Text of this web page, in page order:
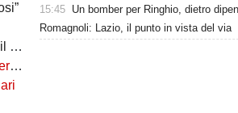
15:45 Un bomber per Ringhio, dietro
Romagnoli: Lazio, il punto in vista del via